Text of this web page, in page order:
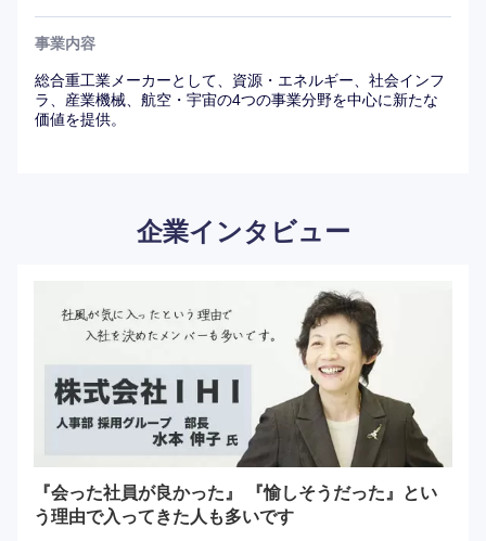
事業内容
総合重工業メーカーとして、資源・エネルギー、社会インフ
ラ、産業機械、航空・宇宙の4つの事業分野を中心に新たな
価値を提供。
企業インタビュー
『会った社員が良かった』 『愉しそうだった』とい
う理由で入ってきた人も多いです